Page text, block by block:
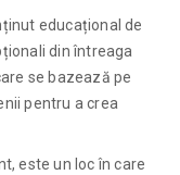
educațional de
din întreaga
se bazează pe
pentru a crea
este un loc în care